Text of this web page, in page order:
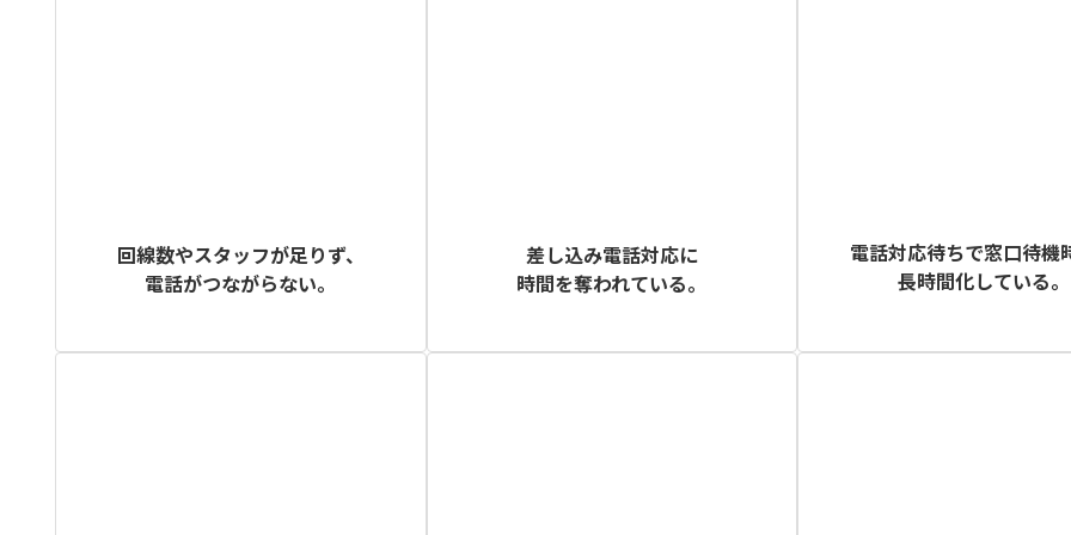
回線数やスタッフが足りず、
電話がつながらない。
差し込み電話対応に
時間を奪われている。
電話対応待ちで窓口待機
長時間化している。